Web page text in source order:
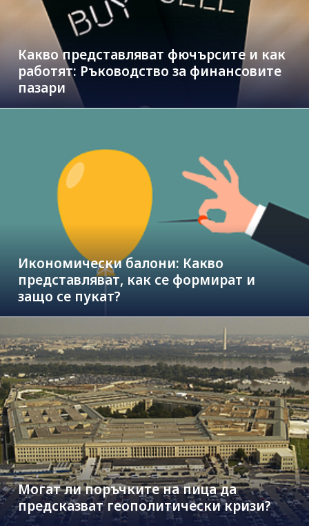
Какво представляват фючърсите и как
работят: Ръководство за финансовите
пазари
Икономически балони: Какво
представляват, как се формират и
защо се пукат?
Могат ли поръчките на пица да
предсказват геополитически кризи?